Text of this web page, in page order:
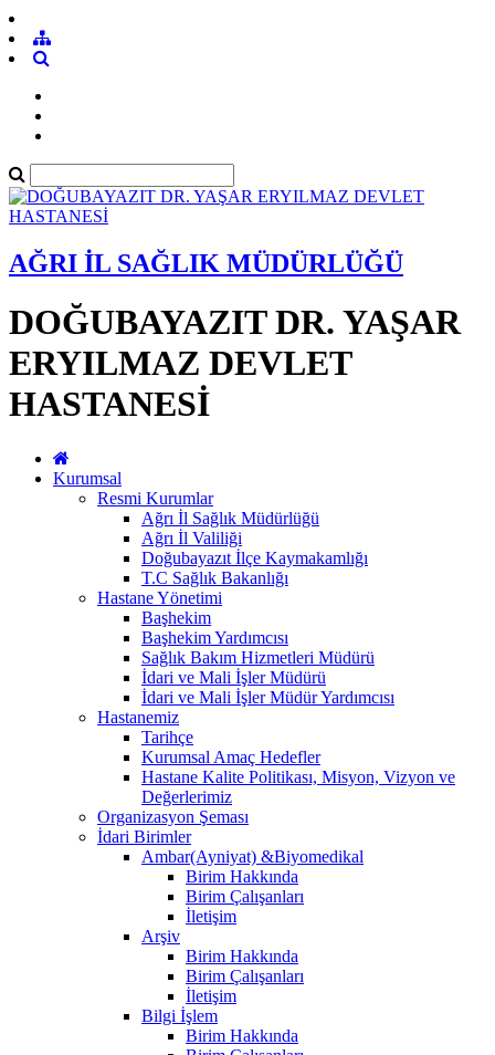
AĞRI İL SAĞLIK MÜDÜRLÜĞÜ
DOĞUBAYAZIT DR. YAŞAR
ERYILMAZ DEVLET
HASTANESİ
Kurumsal
Resmi Kurumlar
Ağrı İl Sağlık Müdürlüğü
Ağrı İl Valiliği
Doğubayazıt İlçe Kaymakamlığı
T.C Sağlık Bakanlığı
Hastane Yönetimi
Başhekim
Başhekim Yardımcısı
Sağlık Bakım Hizmetleri Müdürü
İdari ve Mali İşler Müdürü
İdari ve Mali İşler Müdür Yardımcısı
Hastanemiz
Tarihçe
Kurumsal Amaç Hedefler
Hastane Kalite Politikası, Misyon, Vizyon ve
Değerlerimiz
Organizasyon Şeması
İdari Birimler
Ambar(Ayniyat) &Biyomedikal
Birim Hakkında
Birim Çalışanları
İletişim
Arşiv
Birim Hakkında
Birim Çalışanları
İletişim
Bilgi İşlem
Birim Hakkında